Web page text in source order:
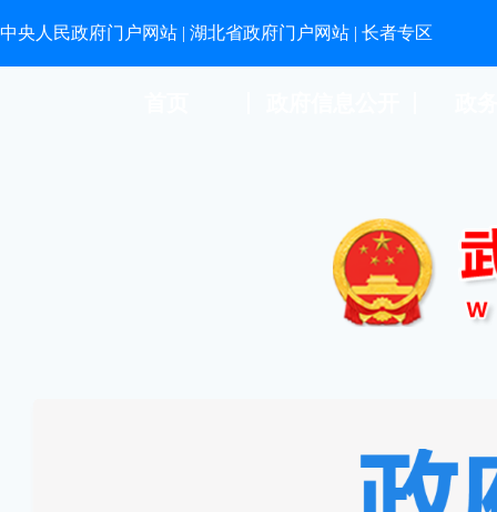
中央人民政府门户网站 | 湖北省政府门户网站 | 长者专区